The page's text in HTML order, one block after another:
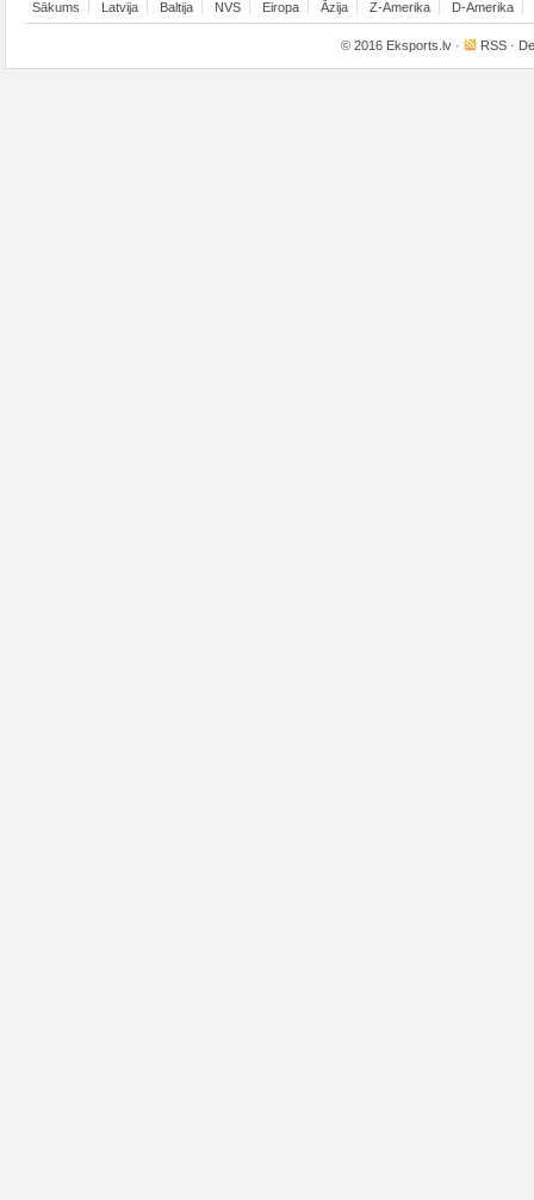
Sākums Latvija Baltija NVS Eiropa Āzija Z-Amerika D-Amerika
© 2016 Eksports.lv · RSS ·